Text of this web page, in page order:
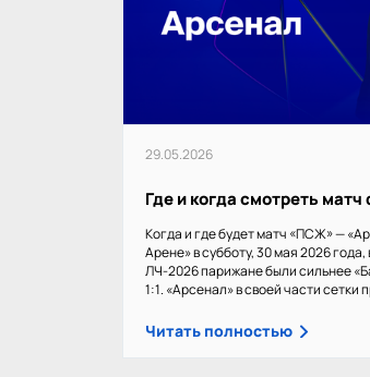
29.05.2026
Где и когда смотреть
Когда и где будет матч «ПСЖ» —
Арене» в субботу, 30 мая 2026
ЛЧ-2026 парижане были сильнее
1:1. «Арсенал» в своей части сетки
Читать полностью